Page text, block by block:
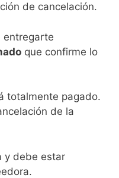
de cancelación.
entregarte
que confirme lo
totalmente pagado.
de la
y debe estar